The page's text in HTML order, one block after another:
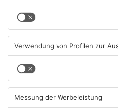
TOPNEWS
Beobachtungsflüge im
Primaveraland wegen
Waldbrandgefahr